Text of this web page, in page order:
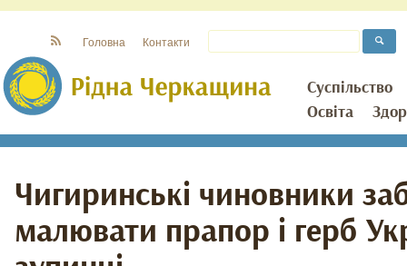
Суспільство
Освіта
Головна Контакти
Чигиринські чиновники
малювати прапор і герб